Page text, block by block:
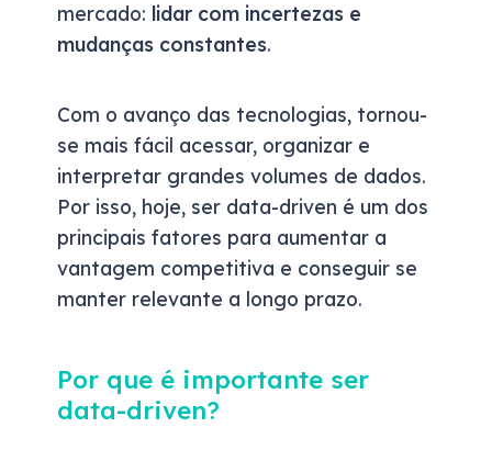
mercado: lidar com incertezas e
mudanças constantes.
Com o avanço das tecnologias, tornou-
se mais fácil acessar, organizar e
interpretar grandes volumes de dados.
Por isso, hoje, ser data-driven é um dos
principais fatores para aumentar a
vantagem competitiva e conseguir se
manter relevante a longo prazo.
Por que é importante ser
data-driven?